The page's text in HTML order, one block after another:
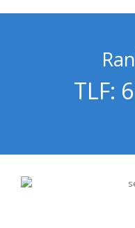
TLF: